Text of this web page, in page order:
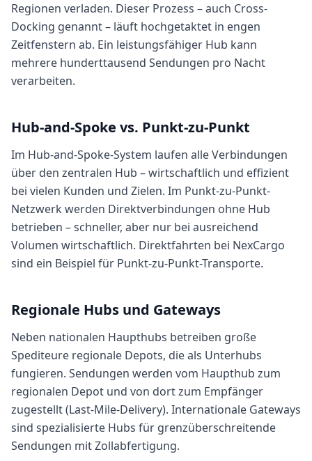
Regionen verladen. Dieser Prozess – auch Cross-
Docking genannt – läuft hochgetaktet in engen
Zeitfenstern ab. Ein leistungsfähiger Hub kann
mehrere hunderttausend Sendungen pro Nacht
verarbeiten.
Hub-and-Spoke vs. Punkt-zu-Punkt
Im Hub-and-Spoke-System laufen alle Verbindungen
über den zentralen Hub – wirtschaftlich und effizient
bei vielen Kunden und Zielen. Im Punkt-zu-Punkt-
Netzwerk werden Direktverbindungen ohne Hub
betrieben – schneller, aber nur bei ausreichend
Volumen wirtschaftlich. Direktfahrten bei NexCargo
sind ein Beispiel für Punkt-zu-Punkt-Transporte.
Regionale Hubs und Gateways
Neben nationalen Haupthubs betreiben große
Spediteure regionale Depots, die als Unterhubs
fungieren. Sendungen werden vom Haupthub zum
regionalen Depot und von dort zum Empfänger
zugestellt (Last-Mile-Delivery). Internationale Gateways
sind spezialisierte Hubs für grenzüberschreitende
Sendungen mit Zollabfertigung.